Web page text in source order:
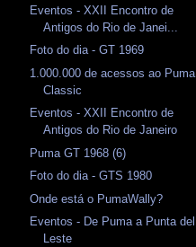
Eventos - XXII Encontro de
Antigos do Rio de Janei...
Foto do dia - GT 1969
1.000.000 de acessos ao Puma
Classic
Eventos - XXII Encontro de
Antigos do Rio de Janeiro
Puma GT 1968 (6)
Foto do dia - GTS 1980
Onde está o PumaWally?
Eventos - De Puma a Punta del
Leste